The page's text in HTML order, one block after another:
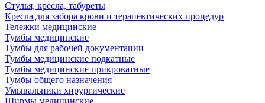
Стулья, кресла, табуреты
Кресла для забора крови и терапевтических процедур
Тележки медицинские
Тумбы медицинские
Тумбы для рабочей документации
Тумбы медицинские подкатные
Тумбы медицинские прикроватные
Тумбы общего назначения
Умывальники хирургические
Ширмы медицинские